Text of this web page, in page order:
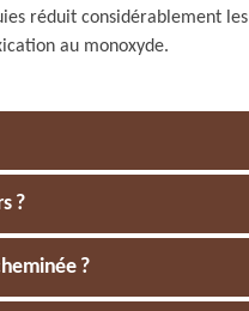
réduit considérablement les
au monoxyde.
?
?